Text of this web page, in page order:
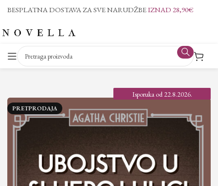
BESPLATNA DOSTAVA ZA SVE NARUDŽBEIZNAD 28,90€
Isporuka od 22.8.2026.
PRETPRODAJA